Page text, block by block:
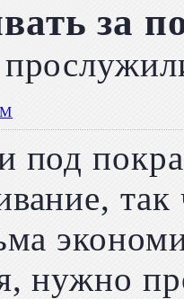
за
под
так
нужно